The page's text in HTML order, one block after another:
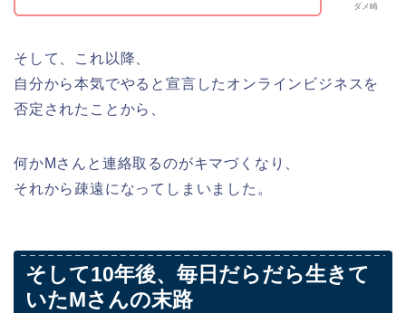
ダメ崎
そして、これ以降、
自分から本気でやると宣言したオンラインビジネスを
否定されたことから、
何かMさんと連絡取るのがキマづくなり、
それから疎遠になってしまいました。
そして10年後、毎日だらだら生きて
いたMさんの末路